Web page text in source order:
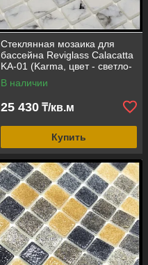
Стеклянная мозаика для
бассейна Reviglass Calacatta
KA-01 (Karma, цвет - светло-
серый)
В наличии
25 430 ₸/кв.м
Купить